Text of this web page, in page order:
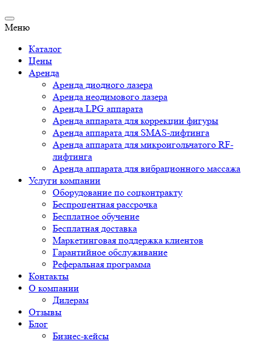
Меню
Каталог
Цены
Аренда
Аренда диодного лазера
Аренда неодимового лазера
Аренда LPG аппарата
Аренда аппарата для коррекции фигуры
Аренда аппарата для SMAS-лифтинга
Аренда аппарата для микроигольчатого RF-
лифтинга
Аренда аппарата для вибрационного массажа
Услуги компании
Оборудование по соцконтракту
Беспроцентная рассрочка
Бесплатное обучение
Бесплатная доставка
Маркетинговая поддержка клиентов
Гарантийное обслуживание
Реферальная программа
Контакты
О компании
Дилерам
Отзывы
Блог
Бизнес-кейсы